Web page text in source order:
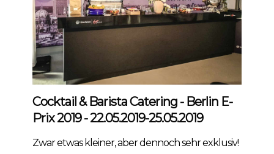
Cocktail & Barista Catering - Berlin E-
Prix 2019 - 22.05.2019-25.05.2019
Zwar etwas kleiner, aber dennoch sehr exklusiv!